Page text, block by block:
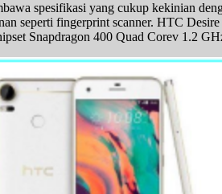
spesifikasi yang cukup kekinian
seperti fingerprint scanner. HTC
Snapdragon 400 Quad Corev 1.2